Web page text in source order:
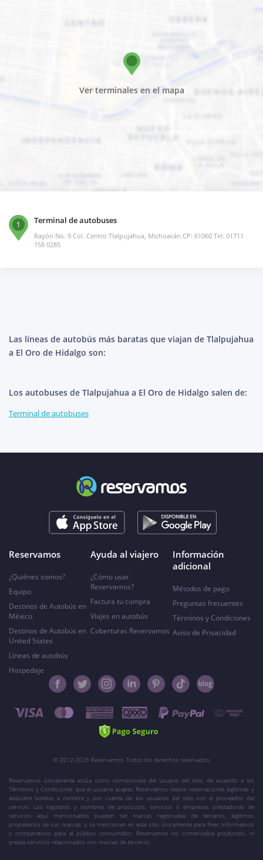
Ver terminales en el mapa
1 Terminal de autobuses
Rayón No. 9 Col. Centro Tlalpujahua, Michoacán CP: 61060 Tel: 01711
158 0285
Las líneas de autobús más baratas que viajan de Tlalpujahua
a El Oro de Hidalgo son:
Los autobuses de Tlalpujahua a El Oro de Hidalgo salen de:
Terminal de autobuses
Reservamos
¿Quiénes somos?
Equipo
Destinos de Autobús en
México
Destinos de Autobús en
United States
Líneas de autobús
Hospedaje
Ayuda al viajero
¿Cómo usar
Reservamos?
Factura tu compra
Viajes en autobús
Coberturas Reservamos
Información
adicional
Métodos de pago
Preguntas frecuentes
Términos y Condiciones
Aviso de Privacidad
© 2012-2026 Reservamos. Todos los derechos reservados.
Reservamos únicamente actúa como comisionista del usuario del sitio, de acuerdo a los
Términos y Condiciones que el usuario acepta. Reservamos realiza reservaciones legítimas y
adquiere boletos a nombre y por cuenta de los usuarios del sitio con el proveedor del
servicio. Los logotipos y nombres de productos, servicios o empresas prestadoras de
servicios aquí mencionados pueden ser marcas registradas de terceros, legítimos
propietarios de sus marcas, y se mencionan en este sitio únicamente para fines informativos
y comparativos para el público consumidor. Reservamos no comercializa productos, ni
presta servicios relacionados con marcas de terceros.